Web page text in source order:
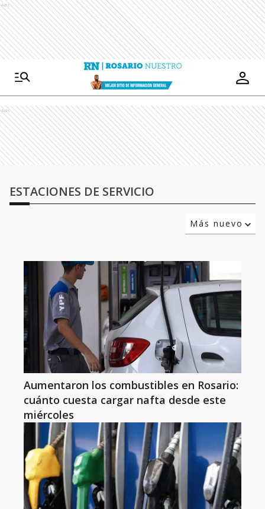
Ads
Ads
ESTACIONES DE SERVICIO
Más nuevo
Aumentaron los combustibles en Rosario:
cuánto cuesta cargar nafta desde este
miércoles